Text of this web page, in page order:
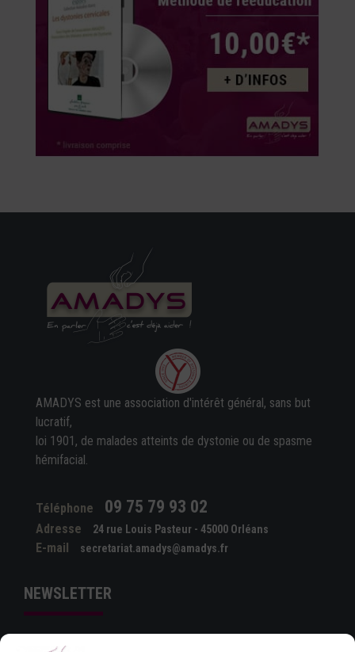
AMADYS est une association d'intérêt général, sans but
lucratif,
loi 1901, de malades atteints de dystonie ou de spasme
hémifacial.
Téléphone 09 75 79 93 02
Adresse 24 rue Louis Pasteur - 45000 Orléans
E-mail secretariat.amadys@amadys.fr
NEWSLETTER